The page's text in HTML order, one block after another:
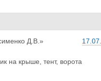
Д.В.»
на крыше, тент, ворота